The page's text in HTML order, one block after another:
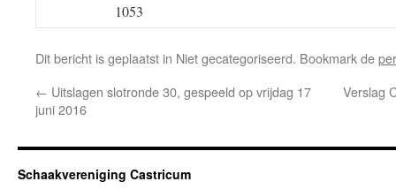
1053
Dit bericht is geplaatst in Niet gecategoriseerd. Bookmark de
← Uitslagen slotronde 30, gespeeld op vrijdag 17
juni 2016
Verslag
Schaakvereniging Castricum